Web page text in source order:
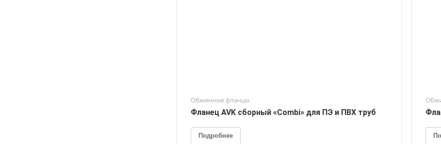
Обжимные фланцы
Фланец AVK сборный «Combi» для ПЭ и ПВХ труб
Подробнее